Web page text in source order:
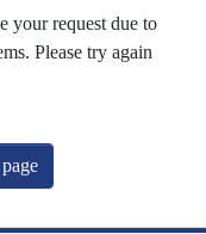
your request due to
Please try again